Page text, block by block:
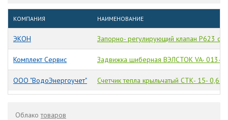
КОМПАНИЯ НАИМЕНОВАНИЕ
ЭКОН Запорно- регулирующий клапан Р623 с
Комплект Сервис Задвижка шиберная ВЭЛСТОК VA- 013-
ООО "ВодоЭнергоучет" Счетчик тепла крыльчатый СТК- 15- 0,6
Облакотоваров